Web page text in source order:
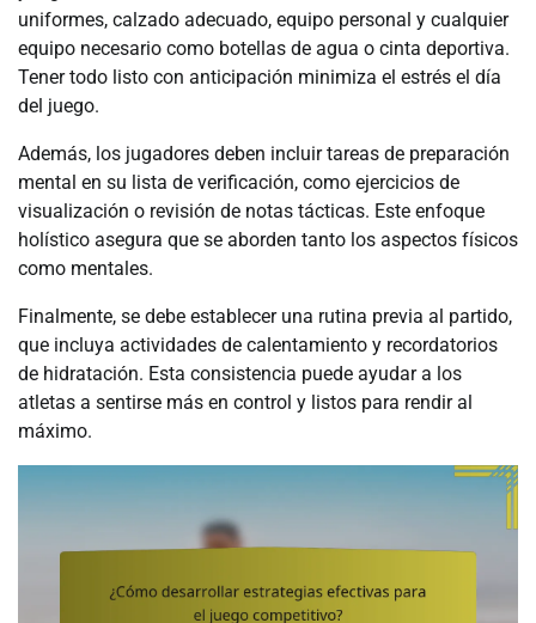
uniformes, calzado adecuado, equipo personal y cualquier
equipo necesario como botellas de agua o cinta deportiva.
Tener todo listo con anticipación minimiza el estrés el día
del juego.
Además, los jugadores deben incluir tareas de preparación
mental en su lista de verificación, como ejercicios de
visualización o revisión de notas tácticas. Este enfoque
holístico asegura que se aborden tanto los aspectos físicos
como mentales.
Finalmente, se debe establecer una rutina previa al partido,
que incluya actividades de calentamiento y recordatorios
de hidratación. Esta consistencia puede ayudar a los
atletas a sentirse más en control y listos para rendir al
máximo.